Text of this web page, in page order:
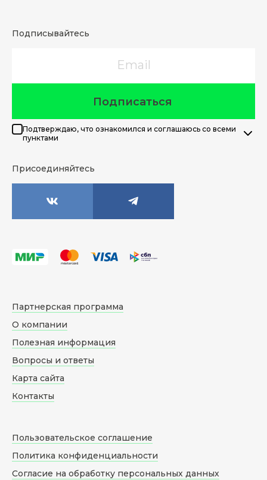
Подписывайтесь
Подписаться
Подтверждаю, что ознакомился и соглашаюсь со всеми
пунктами
Присоединяйтесь
Партнерская программа
О компании
Полезная информация
Вопросы и ответы
Карта сайта
Контакты
Пользовательское соглашение
Политика конфиденциальности
Согласие на обработку персональных данных